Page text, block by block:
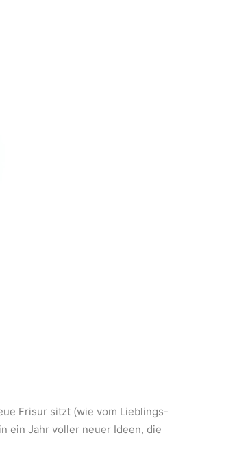
Frisur sitzt (wie vom Lieblings-
ein Jahr voller neuer Ideen, die